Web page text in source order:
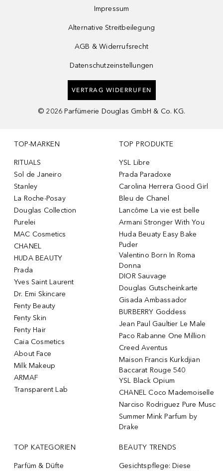
Impressum
Alternative Streitbeilegung
AGB & Widerrufsrecht
Datenschutzeinstellungen
VERTRAG WIDERRUFEN
© 2026 Parfümerie Douglas GmbH & Co. KG.
TOP-MARKEN
RITUALS
Sol de Janeiro
Stanley
La Roche-Posay
Douglas Collection
Purelei
MAC Cosmetics
CHANEL
HUDA BEAUTY
Prada
Yves Saint Laurent
Dr. Emi Skincare
Fenty Beauty
Fenty Skin
Fenty Hair
Caia Cosmetics
About Face
Milk Makeup
ARMAF
Transparent Lab
TOP PRODUKTE
YSL Libre
Prada Paradoxe
Carolina Herrera Good Girl
Bleu de Chanel
Lancôme La vie est belle
Armani Stronger With You
Huda Beuaty Easy Bake
Puder
Valentino Born In Roma
Donna
DIOR Sauvage
Douglas Gutscheinkarte
Gisada Ambassador
BURBERRY Goddess
Jean Paul Gaultier Le Male
Paco Rabanne One Million
Creed Aventus
Maison Francis Kurkdjian
Baccarat Rouge 540
YSL Black Opium
CHANEL Coco Mademoiselle
Narciso Rodriguez Pure Musc
Summer Mink Parfum by
Drake
TOP KATEGORIEN
Parfüm & Düfte
BEAUTY TRENDS
Gesichtspflege: Diese